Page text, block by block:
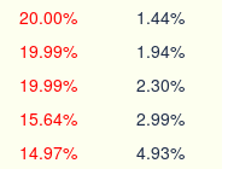
20.00% 1.44%
19.99% 1.94%
19.99% 2.30%
15.64% 2.99%
14.97% 4.93%